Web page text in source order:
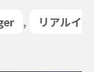
,
リアルイ